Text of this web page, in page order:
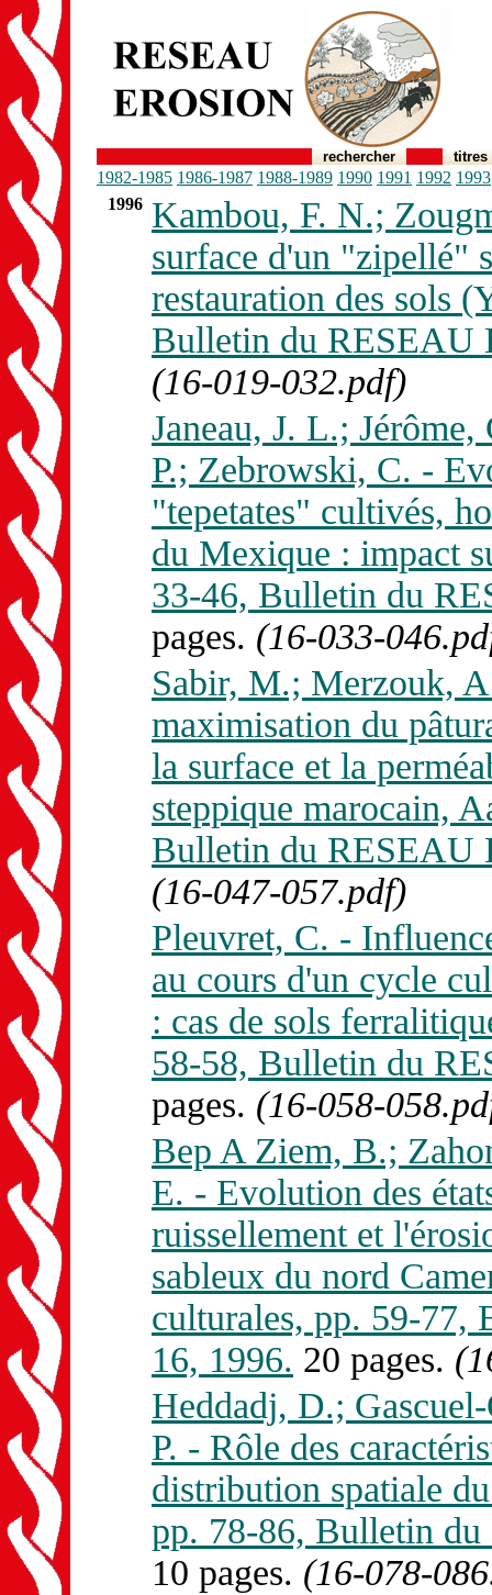
rechercher titres
1982-1985 1986-1987 1988-1989 1990 1991 1992 1993
1996 Kambou, F. N.;
surface d'un "zipellé"
restauration des sols
Bulletin du RESEAU
(16-019-032.pdf)
Janeau, J. L.;
P.; Zebrowski, C. -
"tepetates" cultivés,
du Mexique : impact
33-46, Bulletin du
pages. (16-033-
Sabir, M.; Merzouk,
maximisation du
la surface et la
steppique marocain,
Bulletin du RESEAU
(16-047-057.pdf)
Pleuvret, C. -
au cours d'un cycle
: cas de sols
58-58, Bulletin du
pages. (16-058-
Bep A Ziem, B.;
E. - Evolution des
ruissellement et
sableux du nord
culturales, pp. 59-
16, 1996. 20 pages.
Heddadj, D.;
P. - Rôle des
distribution spatiale
pp. 78-86, Bulletin
10 pages. (16-078-